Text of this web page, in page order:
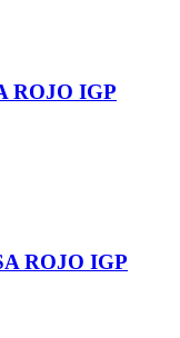
ROJO IGP
ROJO IGP